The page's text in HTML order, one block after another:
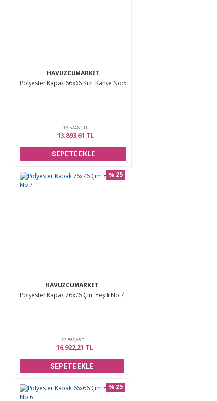
HAVUZCUMARKET
Polyester Kapak 66x66 Kızıl Kahve No:6
18.524,81 TL
13.893,61 TL
SEPETE EKLE
HAVUZCUMARKET
Polyester Kapak 76x76 Çim Yeşili No:7
% 25
22.562,95 TL
16.922,21 TL
SEPETE EKLE
% 25